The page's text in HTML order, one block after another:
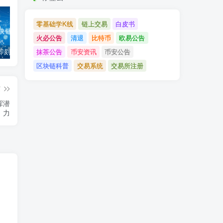
「欧易OKX」关于支持BNB Smart Chain（BEP20）网络升级和硬分叉的公告
潜
力
零基础学K线 链上交易
白皮书
火必公告
清退 比特币
欧易公告
抹茶公告
币安资讯
币安公告
区块链科普
交易系统 交易所注册